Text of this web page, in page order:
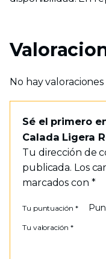
No hay valoraciones
Sé el primero
Calada Ligera
Tu dirección de
publicada. Los
marcados con *
Tu puntuación *
Tu valoración *